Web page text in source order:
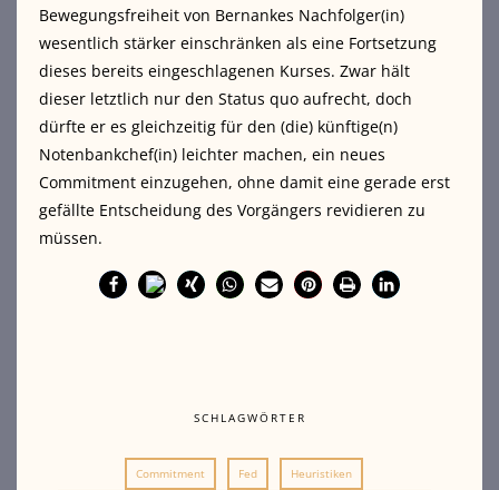
Bewegungsfreiheit von Bernankes Nachfolger(in)
wesentlich stärker einschränken als eine Fortsetzung
dieses bereits eingeschlagenen Kurses. Zwar hält
dieser letztlich nur den Status quo aufrecht, doch
dürfte er es gleichzeitig für den (die) künftige(n)
Notenbankchef(in) leichter machen, ein neues
Commitment einzugehen, ohne damit eine gerade erst
gefällte Entscheidung des Vorgängers revidieren zu
müssen.
SCHLAGWÖRTER
Commitment Fed Heuristiken